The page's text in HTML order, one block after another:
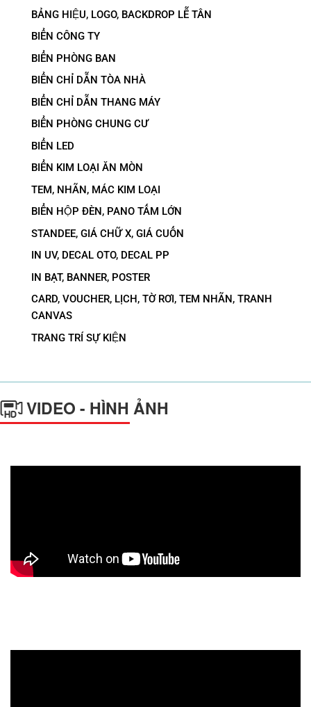
BẢNG HIỆU, LOGO, BACKDROP LỄ TÂN
BIỂN CÔNG TY
BIỂN PHÒNG BAN
BIỂN CHỈ DẪN TÒA NHÀ
BIỂN CHỈ DẪN THANG MÁY
BIỂN PHÒNG CHUNG CƯ
BIỂN LED
BIỂN KIM LOẠI ĂN MÒN
TEM, NHÃN, MÁC KIM LOẠI
BIỂN HỘP ĐÈN, PANO TẤM LỚN
STANDEE, GIÁ CHỮ X, GIÁ CUỐN
IN UV, DECAL OTO, DECAL PP
IN BẠT, BANNER, POSTER
CARD, VOUCHER, LỊCH, TỜ RƠI, TEM NHÃN, TRANH
CANVAS
TRANG TRÍ SỰ KIỆN
VIDEO - HÌNH ẢNH